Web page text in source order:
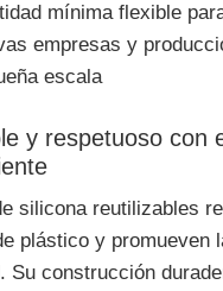
mínima flexible
empresas y
escala
y respetuoso con
silicona reutilizables
plástico y promueven
Su construcción